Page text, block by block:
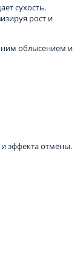
сухость.
рост и
облысением и
эффекта отмены.